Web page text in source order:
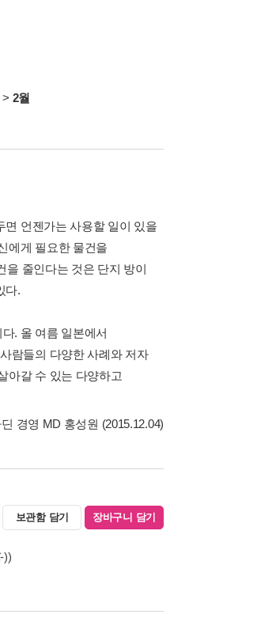
> 2월
언젠가는 사용할 일이 있을
에게 필요한 물건을
을 줄인다는 것은 단지 방이
다.
. 올 여름 일본에서
람들의 다양한 사례와 저자
아갈 수 있는 다양하고
경영 MD 홍성원 (2015.12.04)
보관함 담기 장바구니 담기
))